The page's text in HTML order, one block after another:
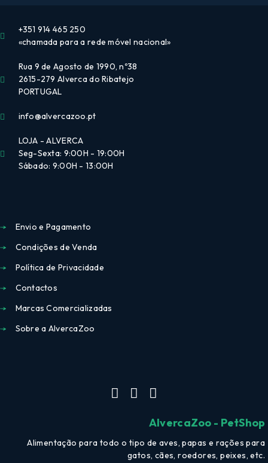
+351 914 465 250
«chamada para a rede móvel nacional»
Rua 9 de Agosto de 1990, nº38
2615-279 Alverca do Ribatejo
PORTUGAL
info@alvercazoo.pt
LOJA - ALVERCA
Seg-Sexta: 9:00H - 19:00H
Sábado: 9:00H - 13:00H
Envio e Pagamento
Condições de Venda
Política de Privacidade
Contactos
Marcas Comercializadas
Sobre a AlvercaZoo
AlvercaZoo - PetShop
Alimentação para todo o tipo de aves, papas e rações para
gatos, cães, roedores, peixes, etc.